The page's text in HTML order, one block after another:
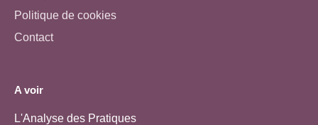
Politique de cookies
Contact
A voir
L'Analyse des Pratiques